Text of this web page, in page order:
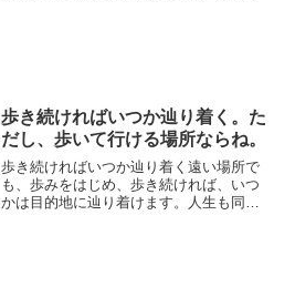
歩き続ければいつか辿り着く。た
だし、歩いて行ける場所ならね。
歩き続ければいつか辿り着く遠い場所で
も、歩みをはじめ、歩き続ければ、いつ
かは目的地に辿り着けます。人生も同じ